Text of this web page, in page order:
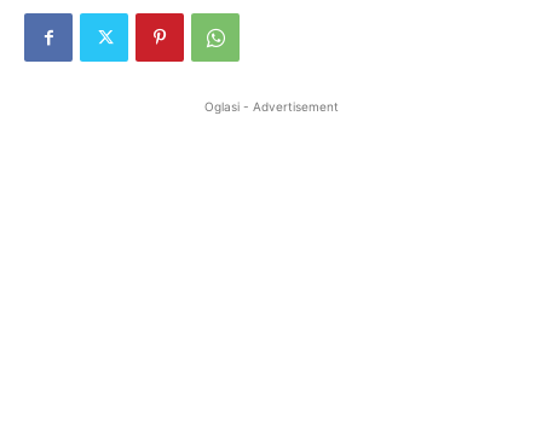
Oglasi - Advertisement